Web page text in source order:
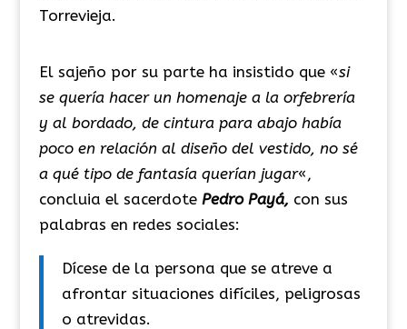
Torrevieja.
El sajeño por su parte ha insistido que «si
se quería hacer un homenaje a la orfebrería
y al bordado, de cintura para abajo había
poco en relación al diseño del vestido, no sé
a qué tipo de fantasía querían jugar«,
concluia el sacerdote Pedro Payá, con sus
palabras en redes sociales:
Dícese de la persona que se atreve a
afrontar situaciones difíciles, peligrosas
o atrevidas.